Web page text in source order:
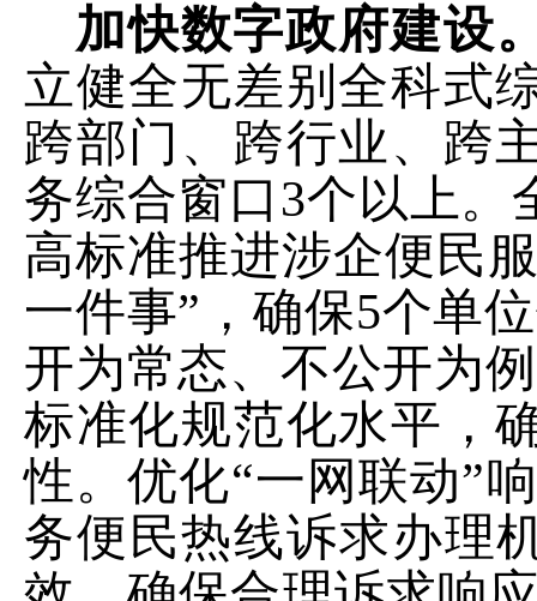
加快数字政府建设
立健全无差别全科式
跨部门、跨行业、跨
务综合窗口 3个以上。
高标准推进涉企便民
一件事” ，确保5个单
开为常态、不公开为
标准化规范化水平 ，
性。优化“一网联动”
务便民热线诉求办理